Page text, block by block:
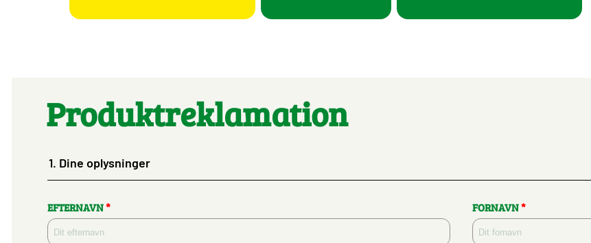
Produktreklamation
1. Dine oplysninger
EFTERNAVN* FORNAVN*